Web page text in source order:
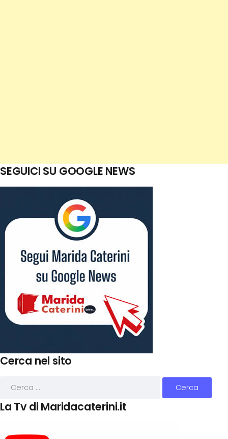
SEGUICI SU GOOGLE NEWS
Cerca nel sito
La Tv di Maridacaterini.it